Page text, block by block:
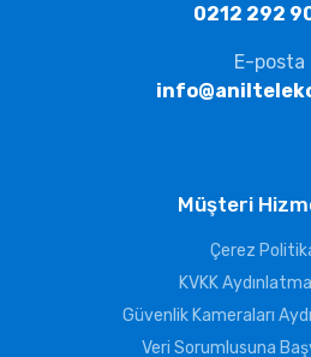
0212 292
E-posta
Müşteri
Çerez
KVKK
Güvenlik Kameraları
Veri Sorumlusuna